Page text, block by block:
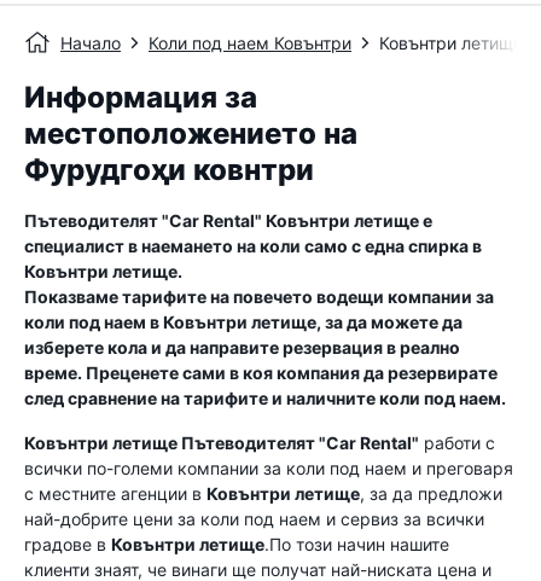
Начало Коли под наем Ковънтри Ковънтри летище
Информация за
местоположението на
Фурудгоҳи ковнтри
Пътеводителят "Car Rental" Ковънтри летищее
специалист в наемането на коли само с една спирка в
Ковънтри летище.
Показваме тарифите на повечето водещи компании за
коли под наем вКовънтри летище, за да можете да
изберете кола и да направите резервация в реално
време. Преценете сами в коя компания да резервирате
след сравнение на тарифите и наличните коли под наем.
Ковънтри летище Пътеводителят "Car Rental" работи с
всички по-големи компании за коли под наем и преговаря
с местните агенции в Ковънтри летище, за да предложи
най-добрите цени за коли под наем и сервиз за всички
градове в Ковънтри летище.По този начин нашите
клиенти знаят, че винаги ще получат най-ниската цена и